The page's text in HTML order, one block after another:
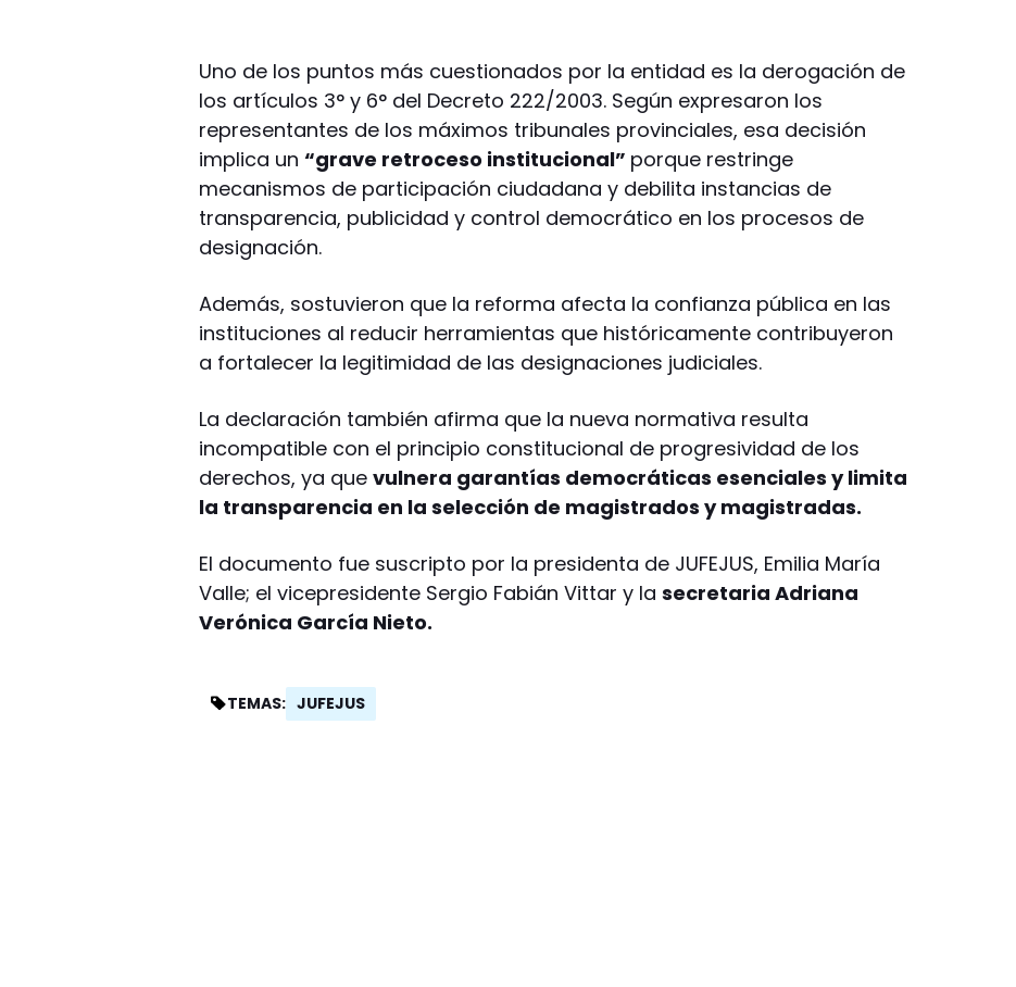
Uno de los puntos más cuestionados por la entidad es la derogación de
los artículos 3° y 6° del Decreto 222/2003. Según expresaron los
representantes de los máximos tribunales provinciales, esa decisión
implica un“grave retroceso institucional” porque restringe
mecanismos de participación ciudadana y debilita instancias de
transparencia, publicidad y control democrático en los procesos de
designación.
Además, sostuvieron que la reforma afecta la confianza pública en las
instituciones al reducir herramientas que históricamente contribuyeron
a fortalecer la legitimidad de las designaciones judiciales.
La declaración también afirma que la nueva normativa resulta
incompatible con el principio constitucional de progresividad de los
derechos, ya quevulnera garantías democráticas esenciales y limita
la transparencia en la selección de magistrados y magistradas.
El documento fue suscripto por la presidenta de JUFEJUS, Emilia María
Valle; el vicepresidente Sergio Fabián Vittar y lasecretaria Adriana
Verónica García Nieto.
TEMAS: JUFEJUS